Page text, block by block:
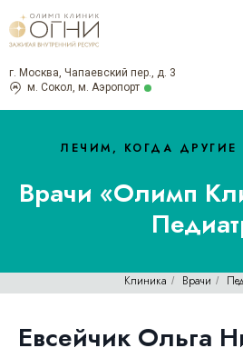
м. Сокол, м. Аэропорт
г. Москва, Чапаевский пер., д. 3
ЛЕЧИМ, КОГДА ДРУГИЕ
Врачи «Олимп
Клиника / Врачи /
Евсейчик Ольга